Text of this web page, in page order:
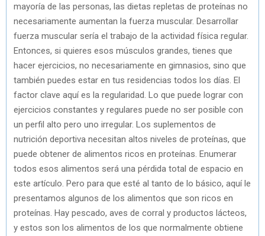
mayoría de las personas, las dietas repletas de proteínas no
necesariamente aumentan la fuerza muscular. Desarrollar
fuerza muscular sería el trabajo de la actividad física regular.
Entonces, si quieres esos músculos grandes, tienes que
hacer ejercicios, no necesariamente en gimnasios, sino que
también puedes estar en tus residencias todos los días. El
factor clave aquí es la regularidad. Lo que puede lograr con
ejercicios constantes y regulares puede no ser posible con
un perfil alto pero uno irregular. Los suplementos de
nutrición deportiva necesitan altos niveles de proteínas, que
puede obtener de alimentos ricos en proteínas. Enumerar
todos esos alimentos será una pérdida total de espacio en
este artículo. Pero para que esté al tanto de lo básico, aquí le
presentamos algunos de los alimentos que son ricos en
proteínas. Hay pescado, aves de corral y productos lácteos,
y estos son los alimentos de los que normalmente obtiene